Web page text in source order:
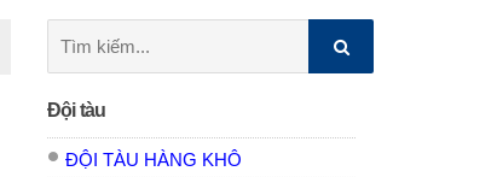
kiếm:
Đội tàu
ĐỘI TÀU HÀNG KHÔ